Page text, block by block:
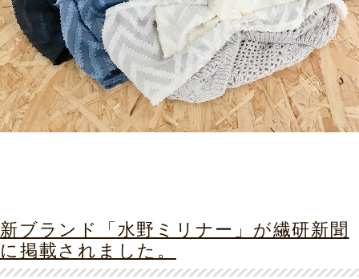
新ブランド「水野ミリナー」が繊研新聞
に掲載されました。